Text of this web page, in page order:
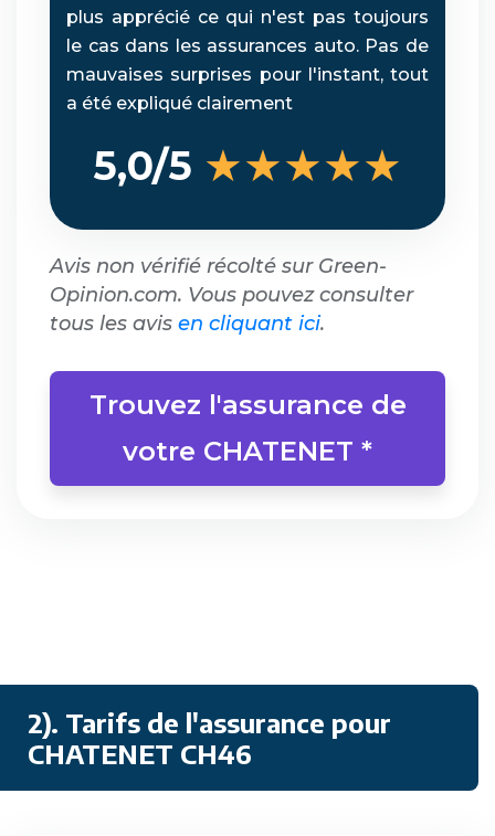
plus apprécié ce qui n'est pas toujours
le cas dans les assurances auto. Pas de
mauvaises surprises pour l'instant, tout
a été expliqué clairement
5,0/5 ★★★★★
Avis non vérifié récolté sur Green-
Opinion.com. Vous pouvez consulter
tous les avis en cliquant ici.
Trouvez l'assurance de
votre CHATENET *
2). Tarifs de l'assurance pour
CHATENET CH46